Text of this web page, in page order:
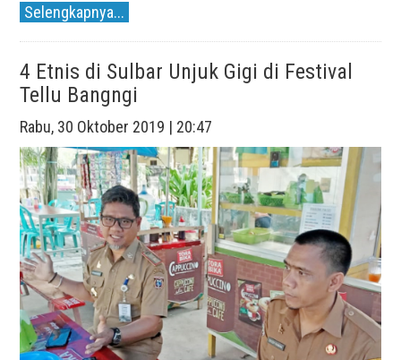
Selengkapnya...
4 Etnis di Sulbar Unjuk Gigi di Festival
Tellu Bangngi
Rabu, 30 Oktober 2019 | 20:47